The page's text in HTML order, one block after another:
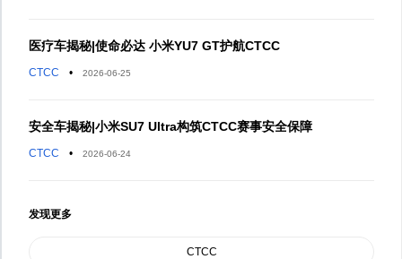
医疗车揭秘|使命必达 小米YU7 GT护航CTCC
CTCC • 2026-06-25
安全车揭秘|小米SU7 Ultra构筑CTCC赛事安全保障
CTCC • 2026-06-24
发现更多
CTCC